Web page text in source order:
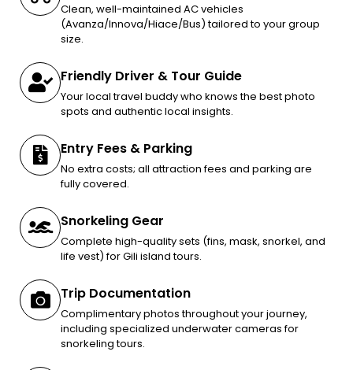
Clean, well-maintained AC vehicles
(Avanza/Innova/Hiace/Bus) tailored to your group
size.
Friendly Driver & Tour Guide
Your local travel buddy who knows the best photo
spots and authentic local insights.
Entry Fees & Parking
No extra costs; all attraction fees and parking are
fully covered.
Snorkeling Gear
Complete high-quality sets (fins, mask, snorkel, and
life vest) for Gili island tours.
Trip Documentation
Complimentary photos throughout your journey,
including specialized underwater cameras for
snorkeling tours.